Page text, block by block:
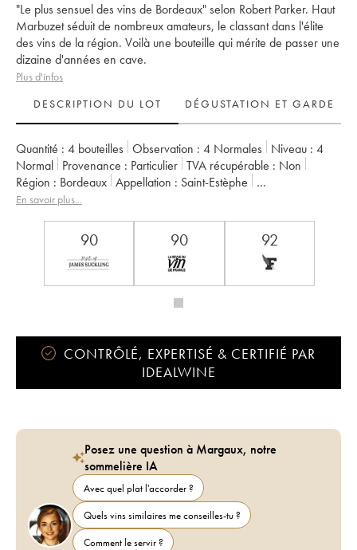
"Le plus sensuel des vins de Bordeaux" selon Robert Parker. Haut
Marbuzet séduit de nombreux amateurs, le classant dans l'élite
des vins de la région. Voilà une bouteille qui mérite de passer une
dizaine d'années en cave.
Plus d'infos
DESCRIPTION DU LOT
DÉGUSTATION ET GARDE
Quantité : 4 bouteilles Observation : 4 Normales Niveau : 4
Normal
Provenance : particulier TVA récupérable :
non
Région :
Bordeaux Appellation :
Saint-Estèphe
Propriétaire :
En savoir plus...
90 90 92
CONTRÔLÉ, EXPERTISÉ & CERTIFIÉ PAR
IDEALWINE
Posez une question à Margaux, notre
sommelière IA
Avec quel plat l'accorder ?
Quels vins similaires me conseilles-tu ?
Comment le servir ?